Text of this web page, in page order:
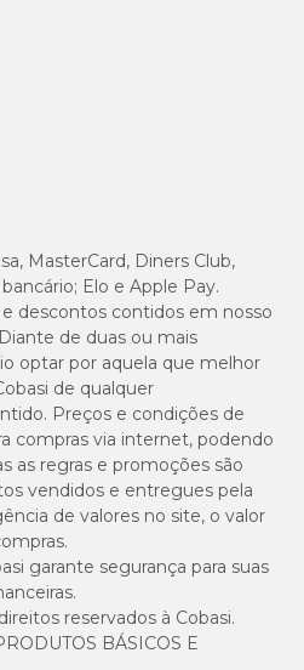
MasterCard, Diners Club,
Elo e Apple Pay.
descontos contidos em nosso
de duas ou mais
optar por aquela que melhor
de qualquer
Preços e condições de
compras via internet, podendo
as regras e promoções são
vendidos e entregues pela
de valores no site, o valor
garante segurança para suas
reservados à Cobasi.
BÁSICOS E